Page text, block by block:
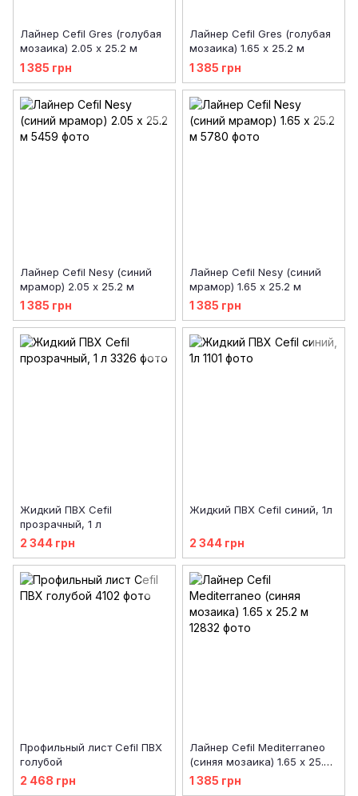
Лайнер Cefil Gres (голубая
мозаика) 2.05 х 25.2 м
1 385 грн
Лайнер Cefil Gres (голубая
мозаика) 1.65 х 25.2 м
1 385 грн
Лайнер Cefil Nesy (синий
мрамор) 2.05 х 25.2 м
1 385 грн
Лайнер Cefil Nesy (синий
мрамор) 1.65 х 25.2 м
1 385 грн
Жидкий ПВХ Cefil
прозрачный, 1 л
2 344 грн
Жидкий ПВХ Cefil синий, 1л
2 344 грн
Профильный лист Cefil ПВХ
голубой
2 468 грн
Лайнер Cefil Mediterraneo
(синяя мозаика) 1.65 х 25.2
м
1 385 грн